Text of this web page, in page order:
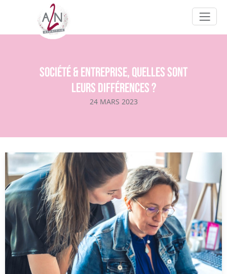
Société & entreprise, quelles sont
leurs différences ?
24 MARS 2023